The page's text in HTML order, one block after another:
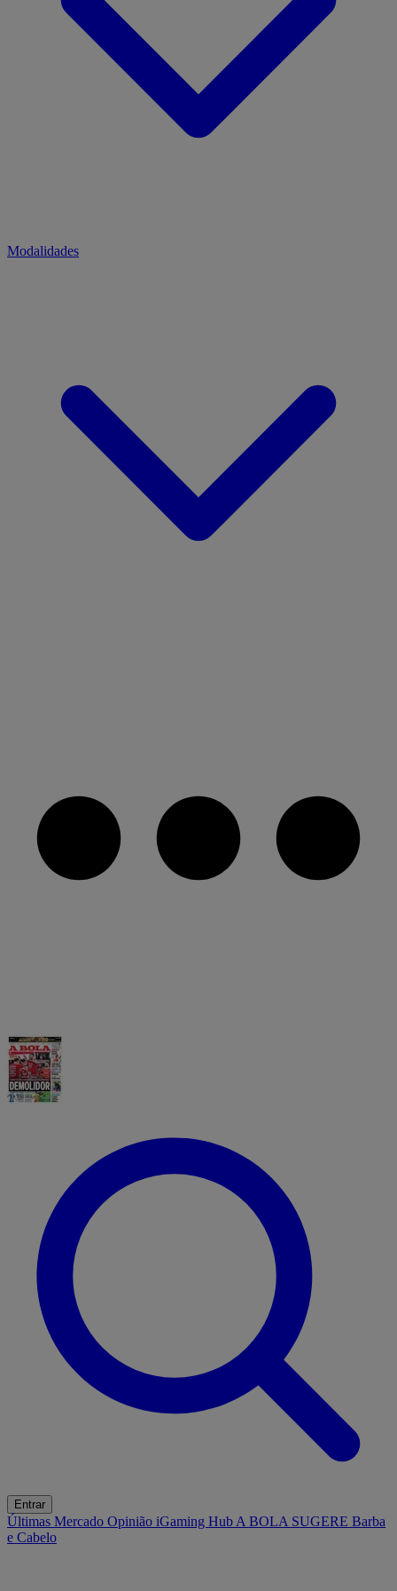
Modalidades
Entrar
Últimas Mercado Opinião iGaming Hub A BOLA SUGERE Barba
e Cabelo